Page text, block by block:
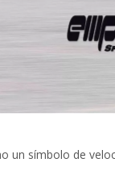
un símbolo de